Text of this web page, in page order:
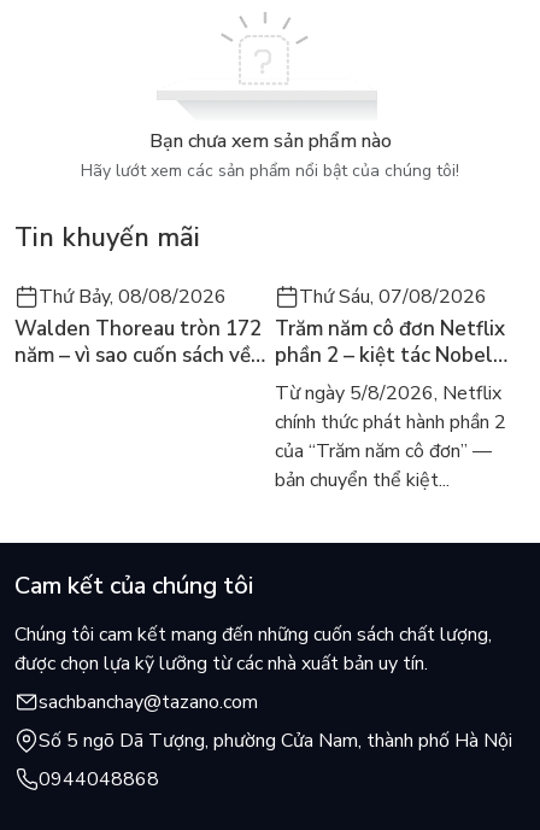
Bạn chưa xem sản phẩm nào
Hãy lướt xem các sản phẩm nổi bật của chúng tôi!
Tin khuyến mãi
Thứ Bảy, 08/08/2026
Walden Thoreau tròn 172
năm – vì sao cuốn sách về
Thứ Sáu, 07/08/2026
Trăm năm cô đơn Netflix
phần 2 – kiệt tác Nobel
trở lại màn ảnh, dòng
người tìm đọc lại García
Márquez
Từ ngày 5/8/2026, Netflix
chính thức phát hành phần 2
của “Trăm năm cô đơn” —
bản chuyển thể kiệt...
Cam kết của chúng tôi
Chúng tôi cam kết mang đến những cuốn sách chất lượng,
được chọn lựa kỹ lưỡng từ các nhà xuất bản uy tín.
sachbanchay@tazano.com
Số 5 ngõ Dã Tượng, phường Cửa Nam, thành phố Hà Nội
0944048868